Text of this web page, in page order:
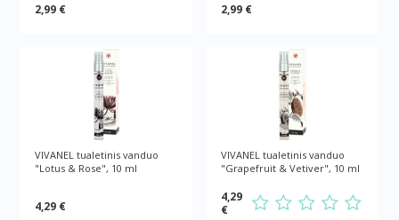
2,99 € 2,99 €
VIVANEL tualetinis vanduo
"Lotus & Rose", 10 ml
4,29 €
VIVANEL tualetinis vanduo
"Grapefruit & Vetiver", 10 ml
4,29
€